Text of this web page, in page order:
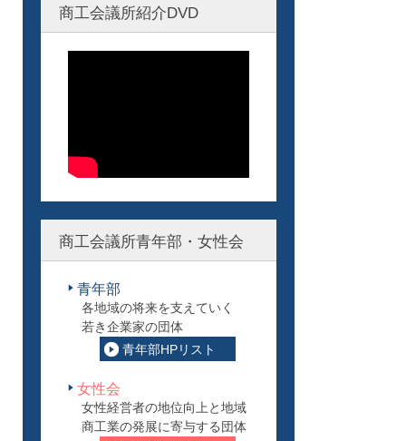
商工会議所紹介DVD
商工会議所青年部・女性会
青年部
各地域の将来を支えていく
若き企業家の団体
青年部HPリスト
女性会
女性経営者の地位向上と地域
商工業の発展に寄与する団体